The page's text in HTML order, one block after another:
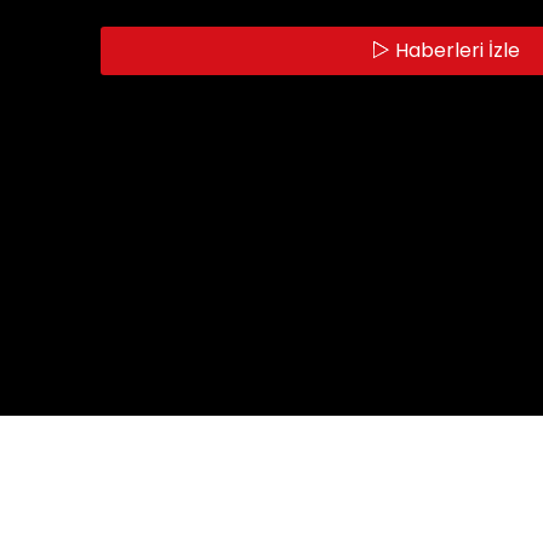
Haberleri İzle